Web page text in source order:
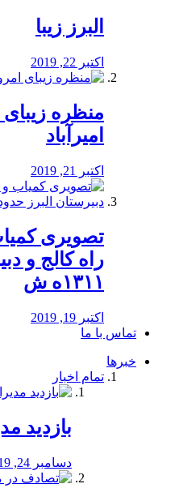
البرز زیبا
اکتبر 22, 2019
منظره‌‌
امیرآباد
اکتبر 21, 2019
️تصویری
راه كالج و
۱۳۱۱ه ش
اکتبر 19, 2019
تماس با ما
خبرها
تمام اخبار
بازدید
دسامبر 24, 2019